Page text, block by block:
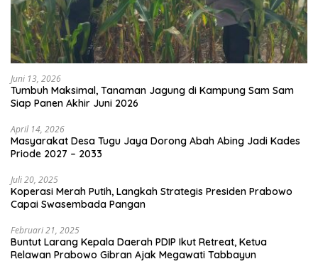
Juni 13, 2026
Tumbuh Maksimal, Tanaman Jagung di Kampung Sam Sam
Siap Panen Akhir Juni 2026
April 14, 2026
Masyarakat Desa Tugu Jaya Dorong Abah Abing Jadi Kades
Priode 2027 – 2033
Juli 20, 2025
Koperasi Merah Putih, Langkah Strategis Presiden Prabowo
Capai Swasembada Pangan
Februari 21, 2025
Buntut Larang Kepala Daerah PDIP Ikut Retreat, Ketua
Relawan Prabowo Gibran Ajak Megawati Tabbayun